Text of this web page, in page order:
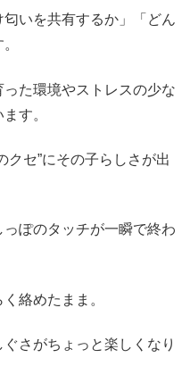
いを共有するか」「どん
た環境やストレスの少な
す。
クセ”にその子らしさが出
ぽのタッチが一瞬で終わ
絡めたまま。
さがちょっと楽しくなり